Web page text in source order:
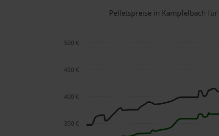
Pelletspreise in Kämpfelbach
350 €
400 €
450 €
500 €